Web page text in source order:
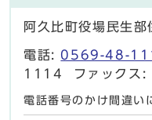
阿久比町役場民生
電話: 0569-48-
1114 ファック
電話番号のかけ間違い